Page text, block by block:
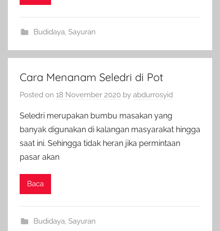
Budidaya, Sayuran
Cara Menanam Seledri di Pot
Posted on 18 November 2020 by abdurrosyid
Seledri merupakan bumbu masakan yang
banyak digunakan di kalangan masyarakat hingga
saat ini. Sehingga tidak heran jika permintaan
pasar akan
Baca
Budidaya Sayuran